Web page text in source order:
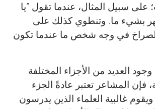
على سبيل المثال، عندما تقول “يا
بشيء ما. وتنطوي كذلك على
في وجه شخص ما عندما تكون
العديد من الأجزاء المختلفة
فإن المشاعر تعتبر عادةً الجزء
غالبية العلماء الذين يدرسون